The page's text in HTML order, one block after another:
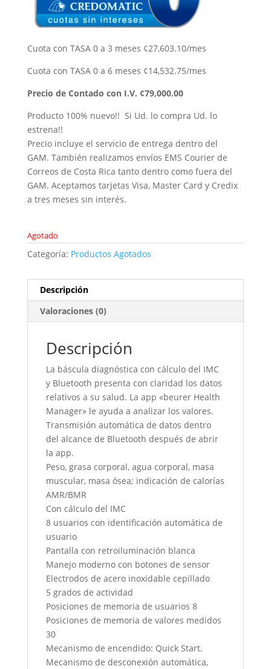
Cuota con TASA 0 a 3 meses ¢27,603.10/mes
Cuota con TASA 0 a 6 meses ¢14,532.75/mes
Precio de Contado con I.V. ¢79,000.00
Producto 100% nuevo!! Si Ud. lo compra Ud. lo
estrena!!
Precio incluye el servicio de entrega dentro del
GAM. También realizamos envíos EMS Courier de
Correos de Costa Rica tanto dentro como fuera del
GAM. Aceptamos tarjetas Visa, Master Card y Credix
a tres meses sin interés.
Agotado
Categoría: Productos Agotados
Descripción
Valoraciones (0)
Descripción
La báscula diagnóstica con cálculo del IMC
y Bluetooth presenta con claridad los datos
relativos a su salud. La app «beurer Health
Manager» le ayuda a analizar los valores.
Transmisión automática de datos dentro
del alcance de Bluetooth después de abrir
la app.
Peso, grasa corporal, agua corporal, masa
muscular, masa ósea; indicación de calorías
AMR/BMR
Con cálculo del IMC
8 usuarios con identificación automática de
usuario
Pantalla con retroiluminación blanca
Manejo moderno con botones de sensor
Electrodos de acero inoxidable cepillado
5 grados de actividad
Posiciones de memoria de usuarios 8
Posiciones de memoria de valores medidos
30
Mecanismo de encendido: Quick Start.
Mecanismo de desconexión automática,